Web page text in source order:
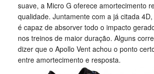
suave, a Micro G oferece amortecimento
qualidade. Juntamente com a já citada
é capaz de absorver todo o impacto
nos treinos de maior duração. Alguns
dizer que o Apollo Vent achou o ponto
entre amortecimento e resposta.